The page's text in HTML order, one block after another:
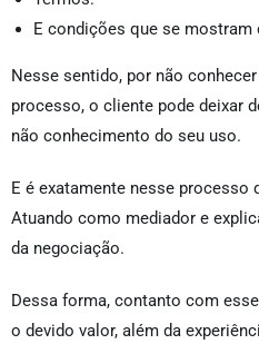
E condições que se
Nesse sentido, por não
processo, o cliente pode deixar
não conhecimento do seu uso.
E é exatamente nesse processo
Atuando como mediador e
da negociação.
Dessa forma, contanto com
o devido valor, além da